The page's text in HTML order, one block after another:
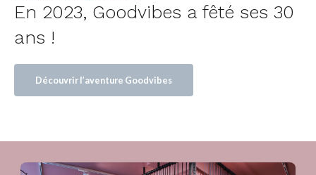
En 2023, Goodvibes a fêté ses 30
ans !
Découvrir l’aventure Goodvibes